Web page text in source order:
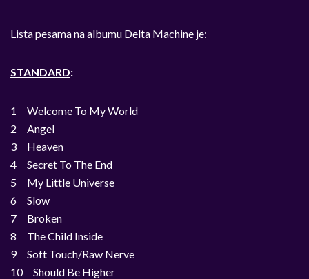
Lista pesama na albumu Delta Machine je:
STANDARD:
1 Welcome To My World
2 Angel
3 Heaven
4 Secret To The End
5 My Little Universe
6 Slow
7 Broken
8 The Child Inside
9 Soft Touch/Raw Nerve
10 Should Be Higher